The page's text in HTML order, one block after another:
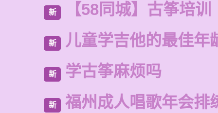
新 【58同城】古筝培训
新 儿童学吉他的最佳年
新 学古筝麻烦吗
新 福州成人唱歌年会排